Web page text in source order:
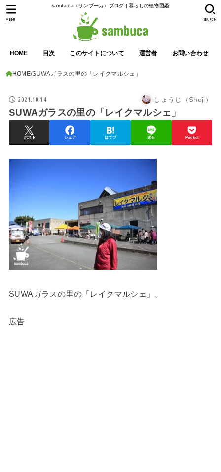
sambuca（サンブーカ）ブログ | 暮らしの植物図鑑
HOME 目次 このサイトについて 運営者 お問い合わせ
SEARCH
MENU
HOME SUWAガラスの里の「レイクマルシェ」
2021.10.14 しょうじ（Shoji）
SUWAガラスの里の「レイクマルシェ」
ポスト シェア はてブ 送る Pocket
SUWAガラスの里の「レイクマルシェ」。
広告